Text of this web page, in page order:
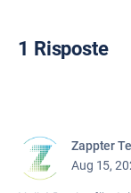
1 Risposte
Zappter
Aug 15,